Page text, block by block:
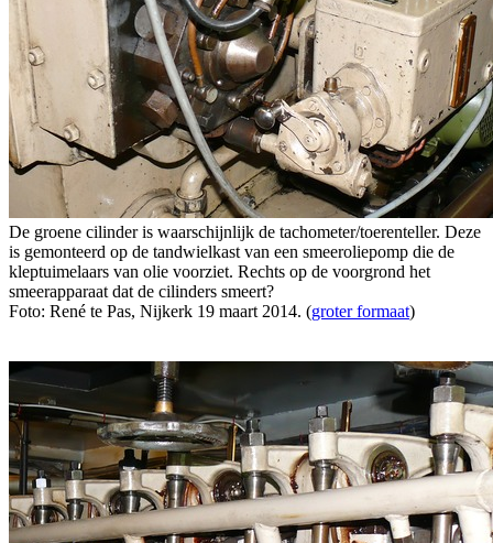
De groene cilinder is waarschijnlijk de tachometer/toerenteller. Deze
is gemonteerd op de tandwielkast van een smeeroliepomp die de
kleptuimelaars van olie voorziet. Rechts op de voorgrond het
smeerapparaat dat de cilinders smeert?
Foto: René te Pas, Nijkerk 19 maart 2014. (groter formaat)